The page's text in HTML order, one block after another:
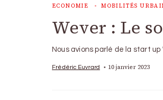
ECONOMIE MOBILITÉS
Wever : Le
Nous avions parlé de la start
Frédéric Euvrard 10 janvier 2023